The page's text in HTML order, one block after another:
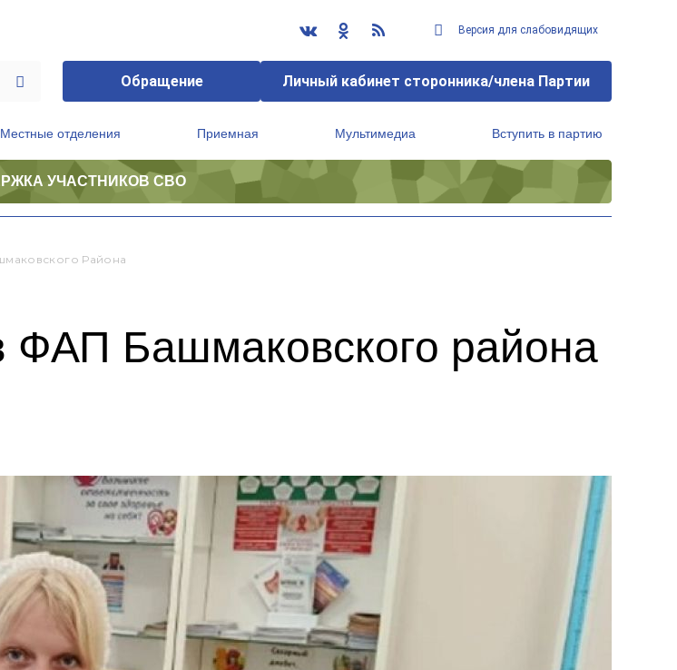
Версия для слабовидящих
Обращение Личный кабинет сторонника/члена Партии
Местные отделения Приемная Мультимедиа Вступить в партию
УЧАСТНИКОВ СВО
Района
Башмаковского района